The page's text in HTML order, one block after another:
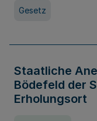
Gesetz
Staatliche
Bödefeld der
Erholungsort